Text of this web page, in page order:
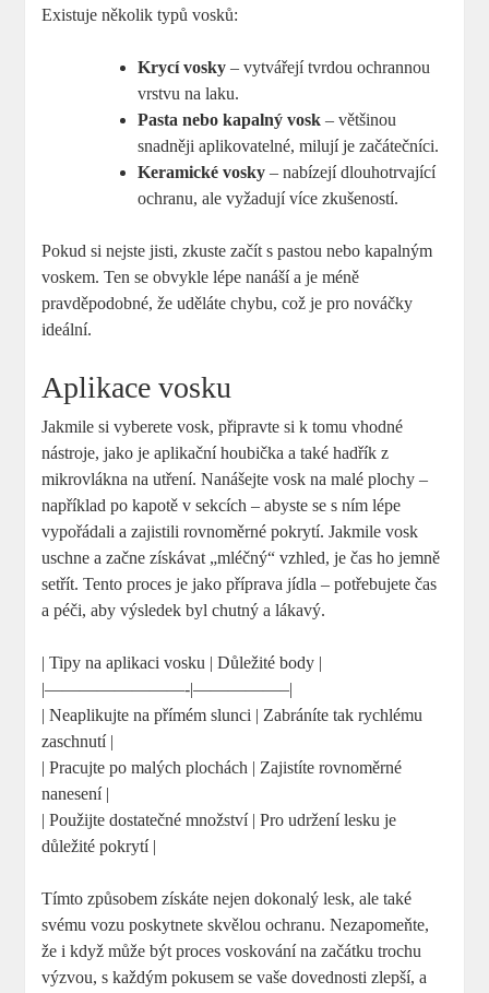
Existuje několik typů vosků:
Krycí vosky – vytvářejí tvrdou ochrannou
vrstvu na laku.
Pasta nebo kapalný vosk – většinou
snadněji aplikovatelné, milují je začátečníci.
Keramické vosky – nabízejí dlouhotrvající
ochranu, ale vyžadují více zkušeností.
Pokud si nejste jisti, zkuste začít s pastou nebo kapalným
voskem. Ten se obvykle lépe nanáší a je méně
pravděpodobné, že uděláte chybu, což je pro nováčky
ideální.
Aplikace vosku
Jakmile si vyberete vosk, připravte si k tomu vhodné
nástroje, jako je aplikační houbička a také hadřík z
mikrovlákna na utření. Nanášejte vosk na malé plochy –
například po kapotě v sekcích – abyste se s ním lépe
vypořádali a zajistili rovnoměrné pokrytí. Jakmile vosk
uschne a začne získávat „mléčný“ vzhled, je čas ho jemně
setřít. Tento proces je jako příprava jídla – potřebujete čas
a péči, aby výsledek byl chutný a lákavý.
| Tipy na aplikaci vosku | Důležité body |
|————————-|—————–|
| Neaplikujte na přímém slunci | Zabráníte tak rychlému
zaschnutí |
| Pracujte po malých plochách | Zajistíte rovnoměrné
nanesení |
| Použijte dostatečné množství | Pro udržení lesku je
důležité pokrytí |
Tímto způsobem získáte nejen dokonalý lesk, ale také
svému vozu poskytnete skvělou ochranu. Nezapomeňte,
že i když může být proces voskování na začátku trochu
výzvou, s každým pokusem se vaše dovednosti zlepší, a